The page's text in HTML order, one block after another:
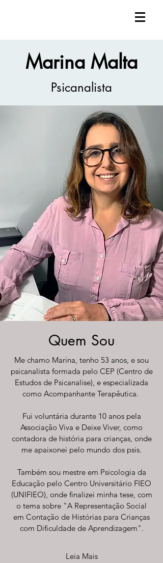
Marina Malta
Psicanalista
Quem Sou
Me chamo Marina, tenho 53 anos, e sou
psicanalista formada pelo CEP (Centro de
Estudos de Psicanalise), e especializada
como Acompanhante Terapêutica.
Fui voluntária durante 10 anos pela
Associação Viva e Deixe Viver, como
contadora de história para crianças, onde
me apaixonei pelo mundo dos psis.
Também sou mestre em Psicologia da
Educação pelo Centro Universitário FIEO
(UNIFIEO), onde finalizei minha tese, com
o tema sobre "A Representação Social
em Contação de Histórias para Crianças
com Dificuldade de Aprendizagem".
Leia Mais